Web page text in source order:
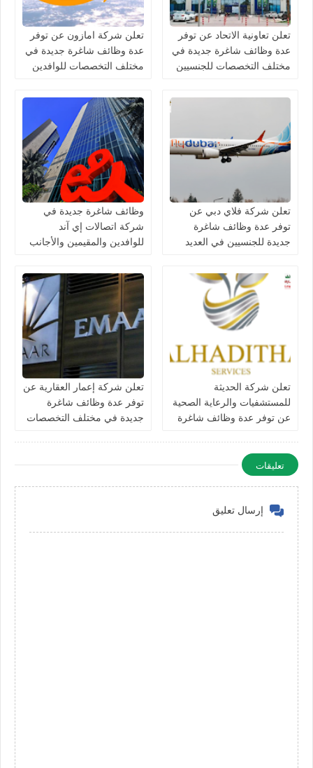
تعلن تعاونية الاتحاد عن توفر
عدة وظائف شاغرة جديدة في
مختلف التخصصات للجنسيين
تعلن شركة امازون عن توفر
عدة وظائف شاغرة جديدة في
مختلف التخصصات للوافدين
تعلن شركة فلاي دبي عن
توفر عدة وظائف شاغرة
جديدة للجنسيين في العديد
وظائف شاغرة جديدة في
شركة اتصالات إي آند
للوافدين والمقيمين والأجانب
تعلن شركة الحديثة
للمستشفيات والرعاية الصحية
عن توفر عدة وظائف شاغرة
تعلن شركة إعمار العقارية عن
توفر عدة وظائف شاغرة
جديدة في مختلف التخصصات
تعليقات
إرسال تعليق